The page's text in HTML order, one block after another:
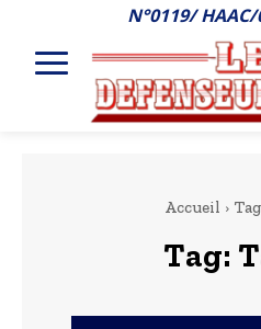
N°0119/
Accueil
Tag: